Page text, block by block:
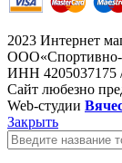
2023 Интернет
ООО«Спортивно-
ИНН 4205037175
Сайт любезно
Web-студии
Закрыть